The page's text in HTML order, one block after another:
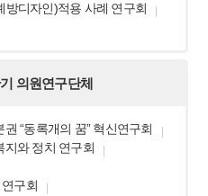
방디자인)적용 사례 연구회
의원연구단체
권 “동록개의 꿈” 혁신연구회
지와 정치 연구회
구회